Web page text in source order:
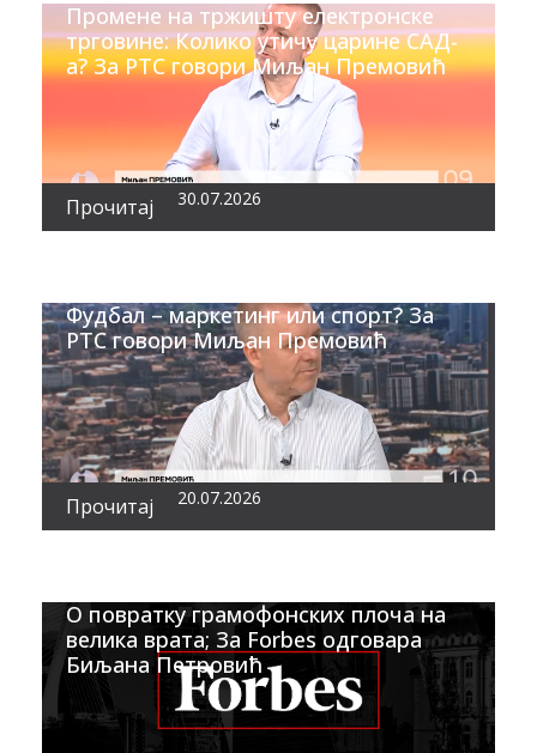
Промене на тржишту електронске
трговине: Колико утичу царине САД-
а? За РТС говори Миљан Премовић
Прочитај 30.07.2026
Фудбал – маркетинг или спорт? За
РТС говори Миљан Премовић
Прочитај 20.07.2026
О повратку грамофонских плоча на
велика врата; За Forbes одговара
Биљана Петровић